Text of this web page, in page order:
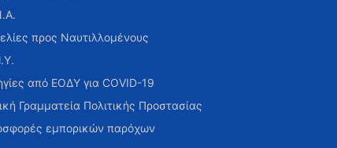
προς Ναυτιλλομένους
από ΕΟΔΥ για COVID-19
Γραμματεία Πολιτικής Προστασίας
εμπορικών παρόχων